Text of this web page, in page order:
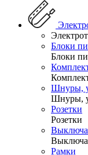
Блоки
Блоки
Шнуры,
Шнуры,
Розетки
Розетки
Рамки